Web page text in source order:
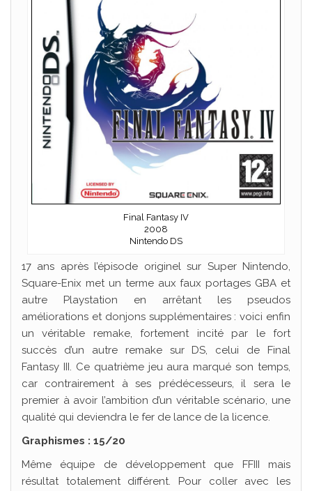
Final Fantasy IV
2008
Nintendo DS
17 ans après l’épisode originel sur Super Nintendo,
Square-Enix met un terme aux faux portages GBA et
autre Playstation en arrêtant les pseudos
améliorations et donjons supplémentaires : voici enfin
un véritable remake, fortement incité par le fort
succès d’un autre remake sur DS, celui de Final
Fantasy III. Ce quatrième jeu aura marqué son temps,
car contrairement à ses prédécesseurs, il sera le
premier à avoir l’ambition d’un véritable scénario, une
qualité qui deviendra le fer de lance de la licence.
Graphismes : 15/20
Même équipe de développement que FFIII mais
résultat totalement différent. Pour coller avec les